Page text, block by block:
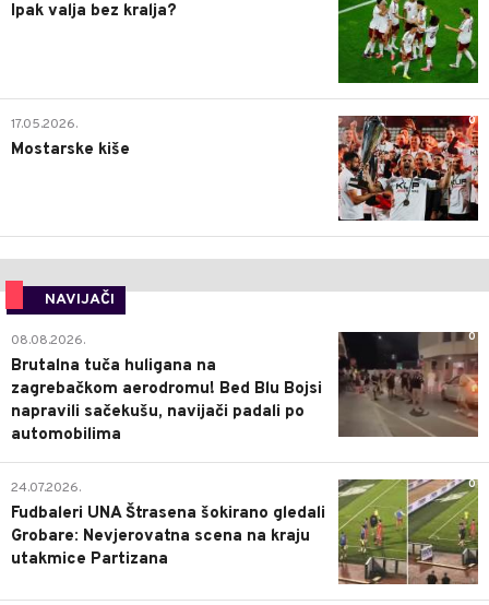
Ipak valja bez kralja?
0
17.05.2026.
Mostarske kiše
NAVIJAČI
0
08.08.2026.
Brutalna tuča huligana na
zagrebačkom aerodromu! Bed Blu Bojsi
napravili sačekušu, navijači padali po
automobilima
0
24.07.2026.
Fudbaleri UNA Štrasena šokirano gledali
Grobare: Nevjerovatna scena na kraju
utakmice Partizana